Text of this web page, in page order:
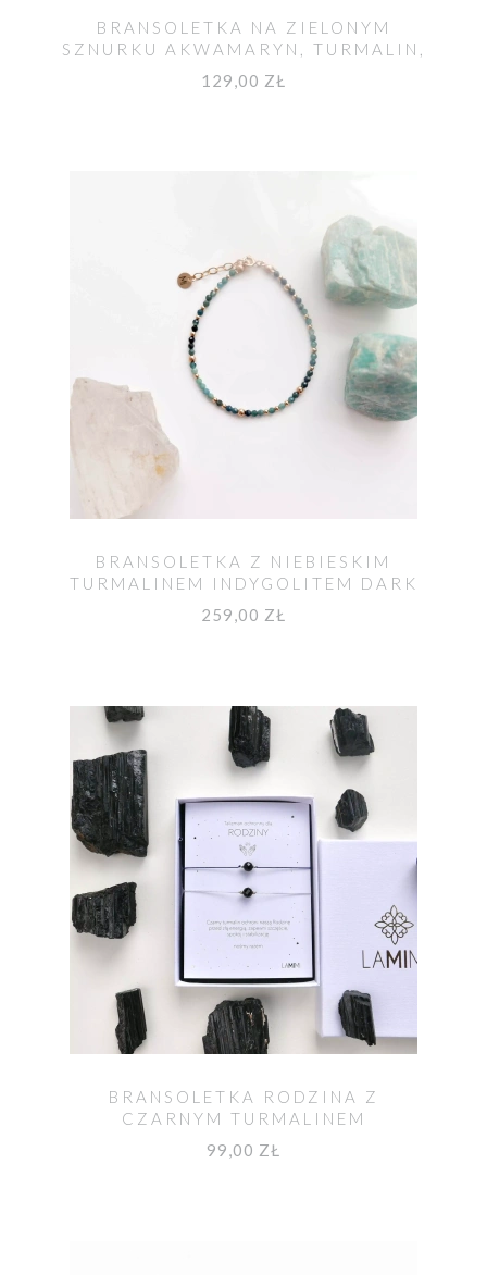
BRANSOLETKA NA ZIELONYM
SZNURKU AKWAMARYN, TURMALIN,
LABRADORYT MOYA
129,00 ZŁ
BRANSOLETKA Z NIEBIESKIM
TURMALINEM INDYGOLITEM DARK
OCEAN
259,00 ZŁ
BRANSOLETKA RODZINA Z
CZARNYM TURMALINEM
99,00 ZŁ